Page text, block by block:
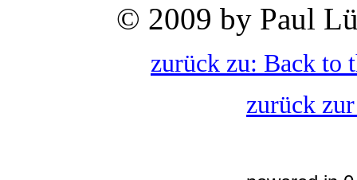
© 2009 by Paul
zurück zu: Back to
zurück